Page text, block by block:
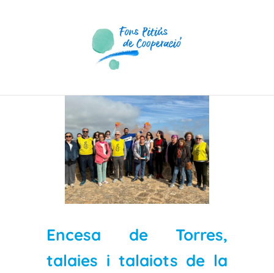
Larger
Image
Encesa de Torres,
talaies i talaiots de la